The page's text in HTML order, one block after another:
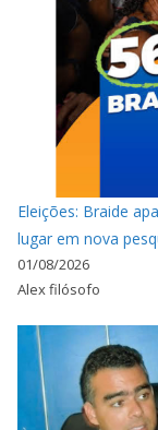
Eleições: Braide
lugar em nova
01/08/2026
Alex filósofo